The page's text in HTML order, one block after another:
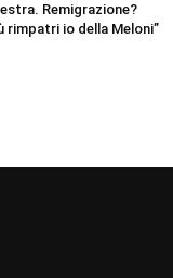
Remigrazione?
io della Meloni”